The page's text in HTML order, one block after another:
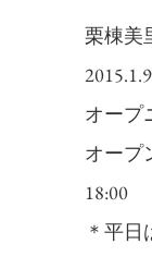
栗棟美
オープ
オープ
18:00
＊平